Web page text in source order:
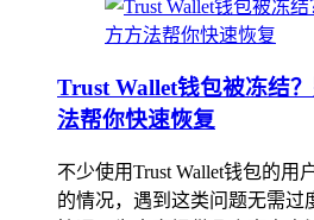
Trust Wallet钱包被冻结
法帮你快速恢复
不少使用Trust Wallet钱包的用
的情况，遇到这类问题无需过